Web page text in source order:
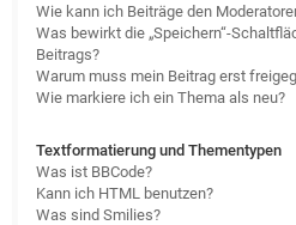
Wie kann ich Beiträge den
Was bewirkt die „Speichern“-
Beitrags?
Warum muss mein Beitrag erst
Wie markiere ich ein Thema als neu?
Textformatierung und Thementypen
Was ist BBCode?
Kann ich HTML benutzen?
Was sind Smilies?